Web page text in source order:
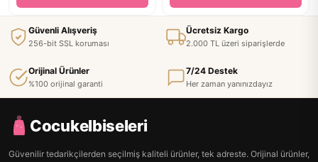
Güvenli Alışveriş
256-bit SSL koruması
Ücretsiz Kargo
2.000 TL üzeri siparişlerde
Orijinal Ürünler
%100 orijinal garanti
7/24 Destek
Her zaman yanınızdayız
Cocukelbiseleri
Güvenilir tedarikçilerden seçilmiş kaliteli ürünler, tek adreste. Orijinal ürünler,